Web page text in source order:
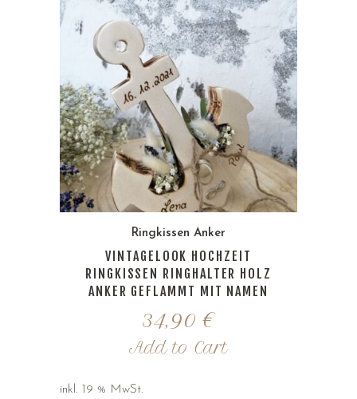
Ringkissen Anker
VINTAGELOOK HOCHZEIT
RINGKISSEN RINGHALTER HOLZ
ANKER GEFLAMMT MIT NAMEN
34,90 €
Add to Cart
inkl. 19 % MwSt.